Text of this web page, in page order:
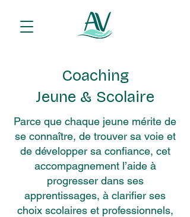
Coaching
Jeune & Scolaire
Parce que chaque jeune mérite de
se connaître, de trouver sa voie et
de développer sa confiance, cet
accompagnement l’aide à
progresser dans ses
apprentissages, à clarifier ses
choix scolaires et professionnels,